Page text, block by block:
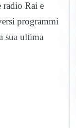
radio Rai e
programmi
sua ultima